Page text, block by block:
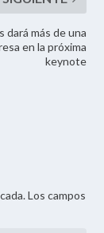
dará más de una
en la próxima
keynote
Los campos